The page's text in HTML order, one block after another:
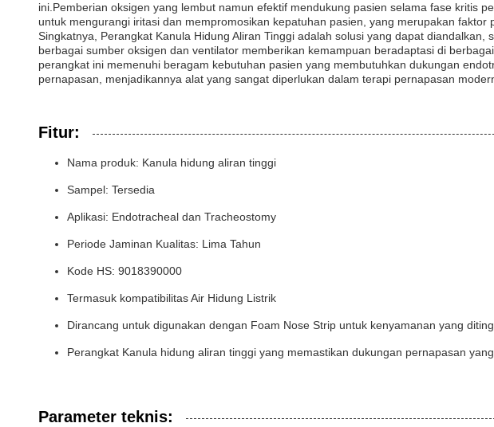
ini.Pemberian oksigen yang lembut namun efektif mendukung pasien selama fase kritis
untuk mengurangi iritasi dan mempromosikan kepatuhan pasien, yang merupakan
Singkatnya, Perangkat Kanula Hidung Aliran Tinggi adalah solusi yang dapat
berbagai sumber oksigen dan ventilator memberikan kemampuan beradaptasi di
perangkat ini memenuhi beragam kebutuhan pasien yang membutuhkan dukungan
pernapasan, menjadikannya alat yang sangat diperlukan dalam terapi pernapasan
Fitur:
Nama produk: Kanula hidung aliran tinggi
Sampel: Tersedia
Aplikasi: Endotracheal dan Tracheostomy
Periode Jaminan Kualitas: Lima Tahun
Kode HS: 9018390000
Termasuk kompatibilitas Air Hidung Listrik
Dirancang untuk digunakan dengan Foam Nose Strip untuk kenyamanan yang
Perangkat Kanula hidung aliran tinggi yang memastikan dukungan pernapasan
Parameter teknis: